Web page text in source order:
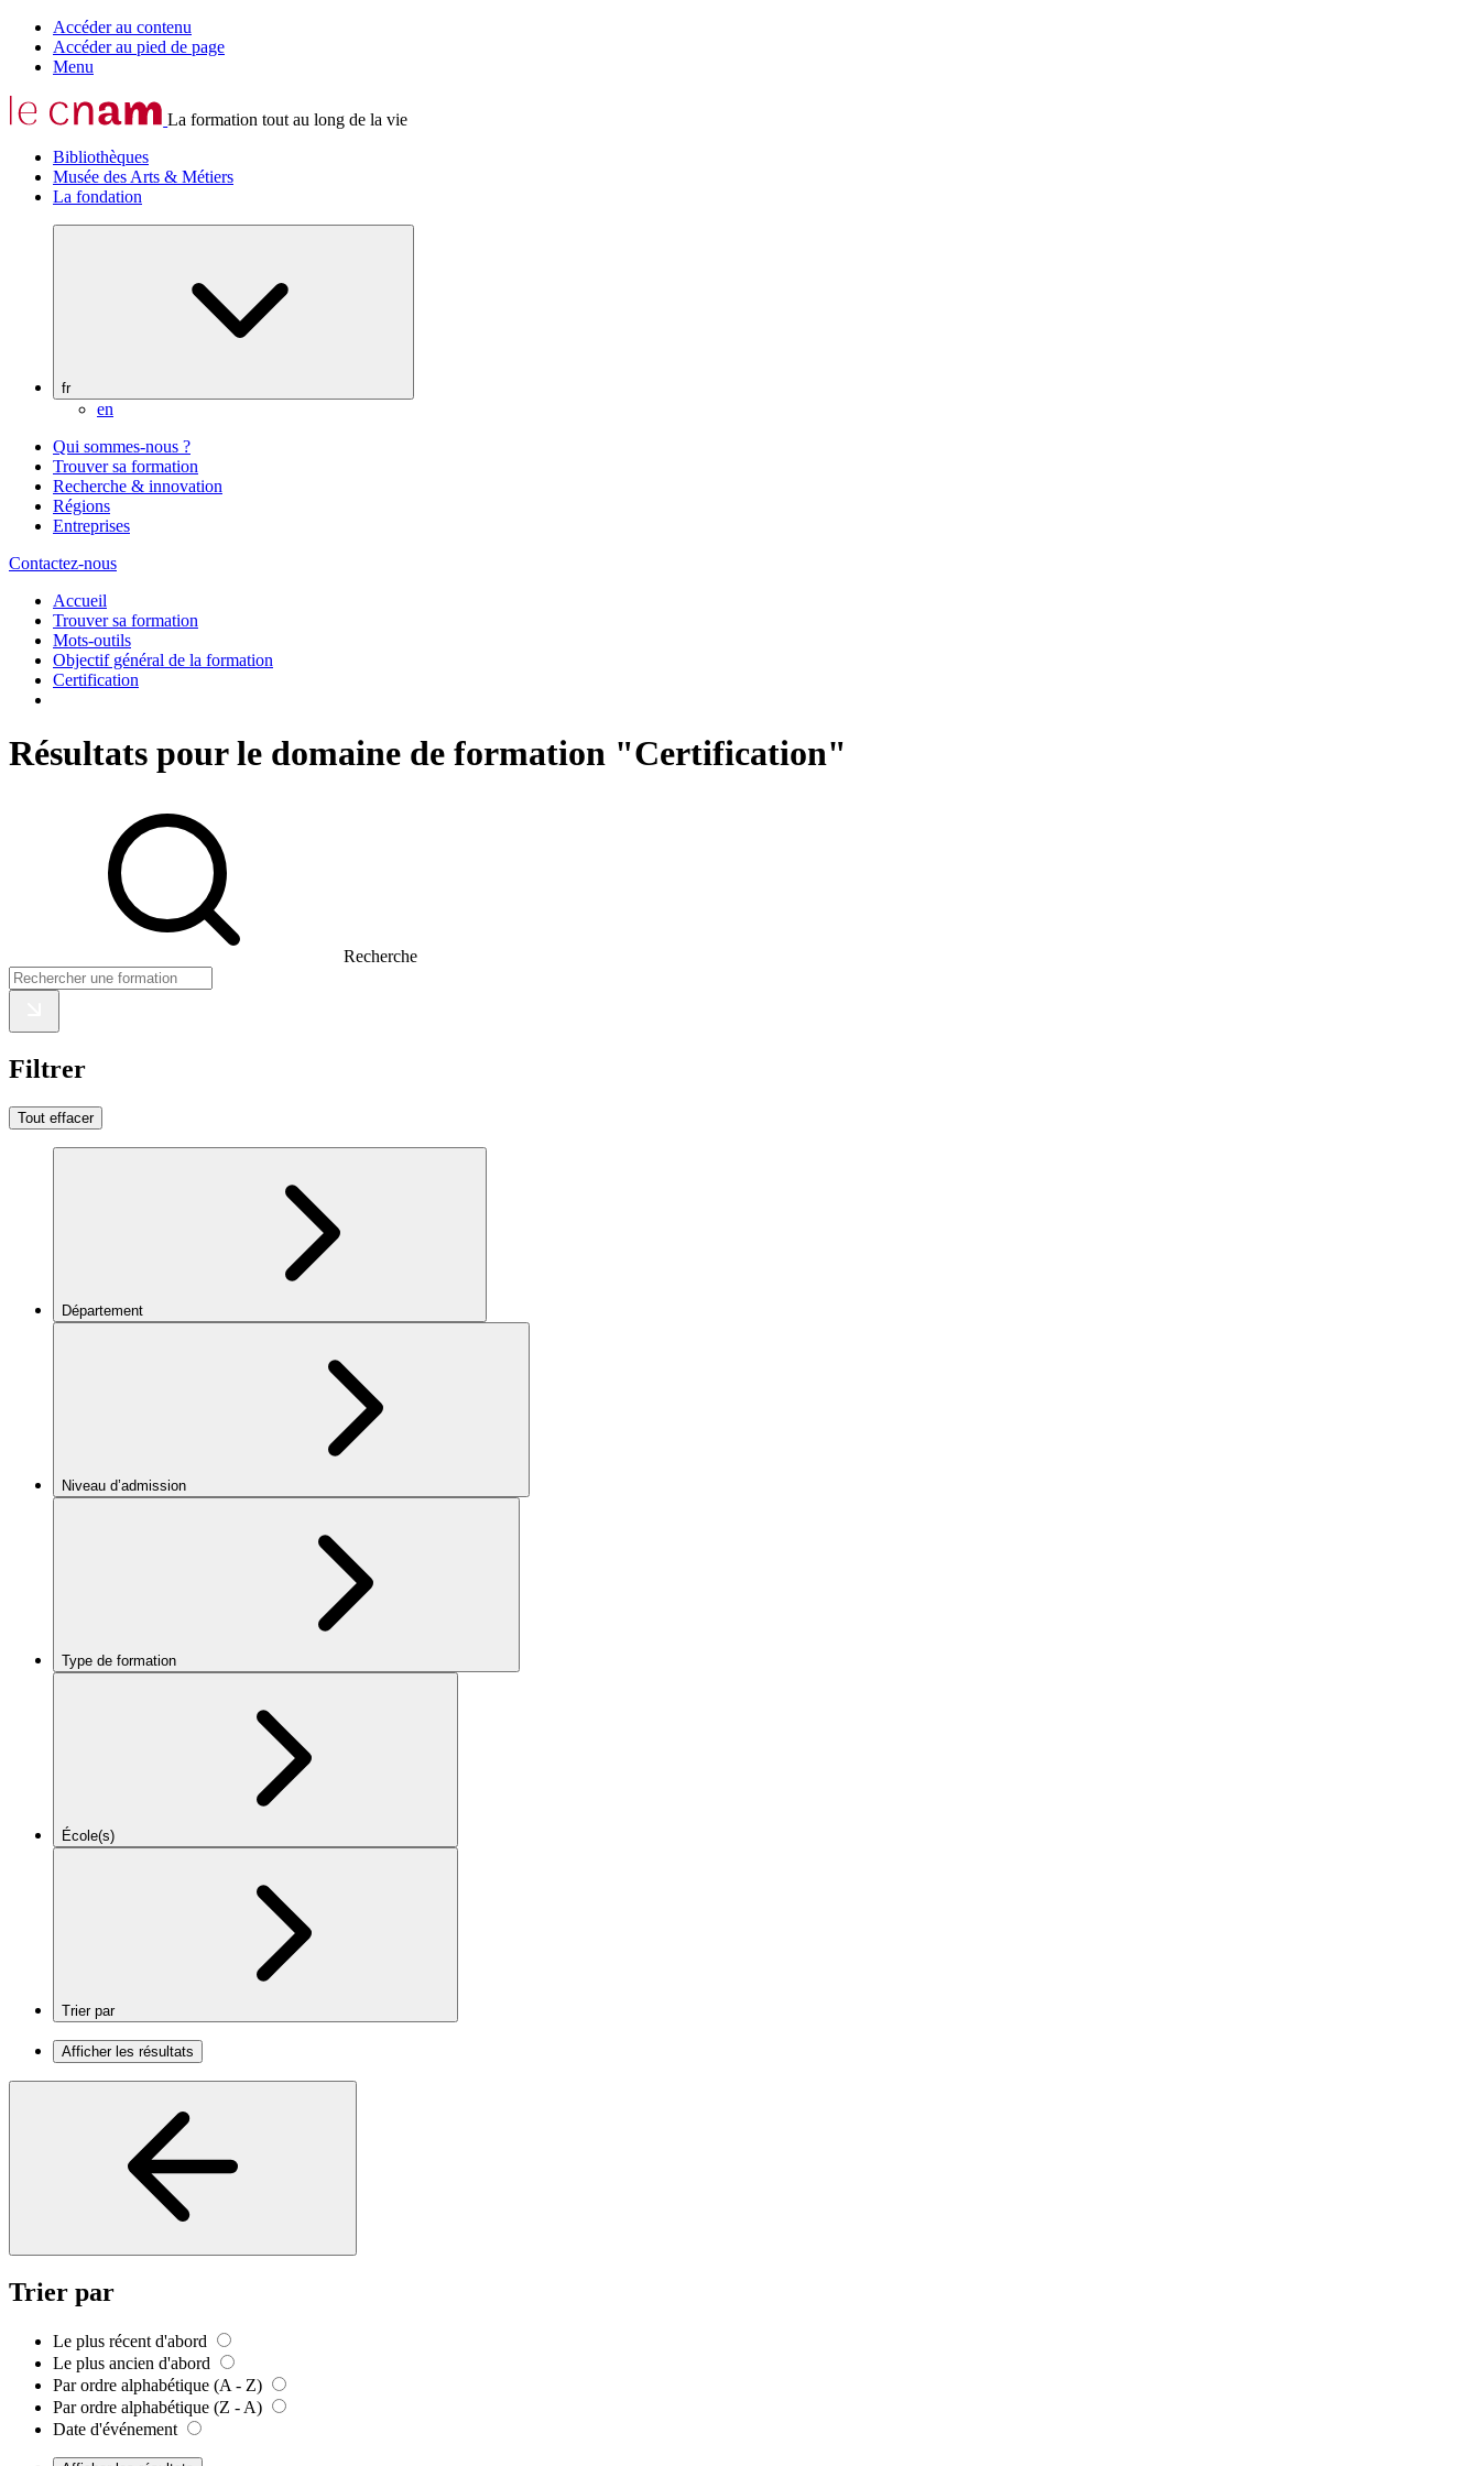
Accéder au contenu
Accéder au pied de page
Menu
La formation tout au long de la vie
Bibliothèques
Musée des Arts & Métiers
La fondation
fr
en
Qui sommes-nous ?
Trouver sa formation
Recherche & innovation
Régions
Entreprises
Contactez-nous
Accueil
Trouver sa formation
Mots-outils
Objectif général de la formation
Certification
Résultats pour le domaine de formation "Certification"
Recherche
Filtrer
Tout effacer
Département
Niveau d’admission
Type de formation
École(s)
Trier par
Afficher les résultats
Trier par
Le plus récent d'abord
Le plus ancien d'abord
Par ordre alphabétique (A - Z)
Par ordre alphabétique (Z - A)
Date d'événement